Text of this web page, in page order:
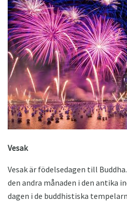
Vesak
Vesak är födelsedagen till
den andra månaden i den antika
dagen i de buddhistiska